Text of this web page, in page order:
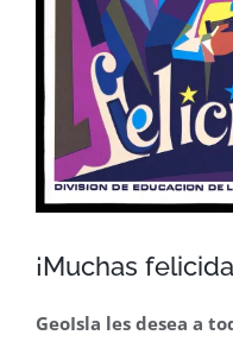
¡Muchas
GeoIsla les desea a